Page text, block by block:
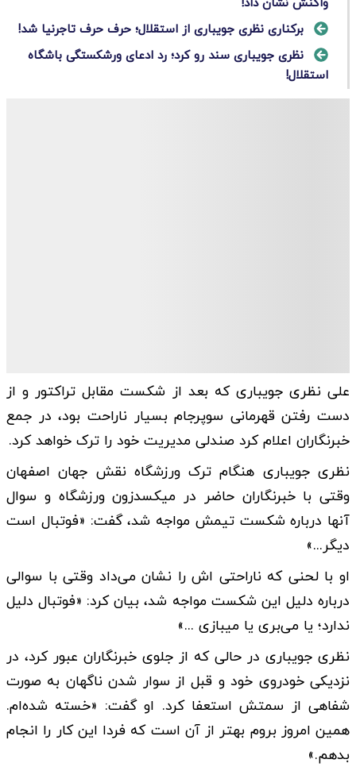
واکنش نشان داد!
برکناری نظری جویباری از استقلال؛ حرف حرف تاجرنیا شد!
نظری جویباری سند رو کرد؛ رد ادعای ورشکستگی باشگاه
استقلال!
علی نظری جویباری که بعد از شکست مقابل تراکتور و از
دست رفتن قهرمانی سوپرجام بسیار ناراحت بود، در جمع
خبرنگاران اعلام کرد صندلی مدیریت خود را ترک خواهد کرد.
نظری جویباری هنگام ترک ورزشگاه نقش جهان اصفهان
وقتی با خبرنگاران حاضر در میکسدزون ورزشگاه و سوال
آنها درباره شکست تیمش مواجه شد، گفت: «فوتبال است
دیگر...»
او با لحنی که ناراحتی اش را نشان می‌داد وقتی با سوالی
درباره دلیل این شکست مواجه شد، بیان کرد: «فوتبال دلیل
ندارد؛ یا می‌بری یا میبازی ...»
نظری جویباری در حالی که از جلوی خبرنگاران عبور کرد، در
نزدیکی خودروی خود و قبل از سوار شدن ناگهان به صورت
شفاهی از سمتش استعفا کرد. او گفت: «خسته شده‌ام.
همین امروز بروم بهتر از آن است که فردا این کار را انجام
بدهم.»